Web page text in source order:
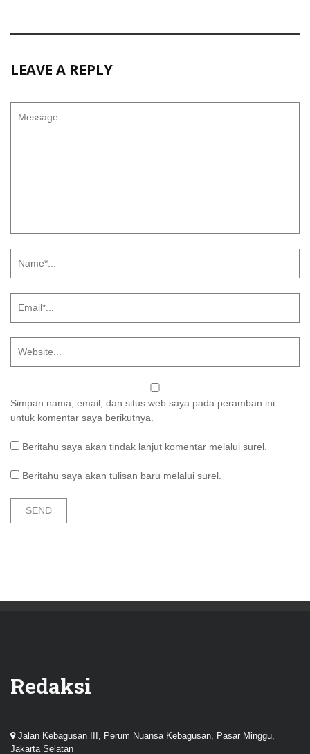
LEAVE A REPLY
Simpan nama, email, dan situs web saya pada peramban ini
untuk komentar saya berikutnya.
Beritahu saya akan tindak lanjut komentar melalui surel.
Beritahu saya akan tulisan baru melalui surel.
Redaksi
Jalan Kebagusan III, Perum Nuansa Kebagusan, Pasar Minggu,
Jakarta Selatan